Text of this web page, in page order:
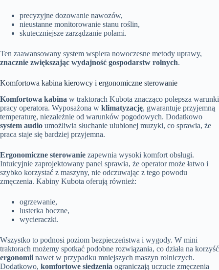
precyzyjne dozowanie nawozów,
nieustanne monitorowanie stanu roślin,
skuteczniejsze zarządzanie polami.
Ten zaawansowany system wspiera nowoczesne metody uprawy,
znacznie zwiększając wydajność gospodarstw rolnych.
Komfortowa kabina kierowcy i ergonomiczne sterowanie
Komfortowa kabina w traktorach Kubota znacząco polepsza warunki
pracy operatora. Wyposażona w klimatyzację, gwarantuje przyjemną
temperaturę, niezależnie od warunków pogodowych. Dodatkowo
system audio umożliwia słuchanie ulubionej muzyki, co sprawia, że
praca staje się bardziej przyjemna.
Ergonomiczne sterowanie zapewnia wysoki komfort obsługi.
Intuicyjnie zaprojektowany panel sprawia, że operator może łatwo i
szybko korzystać z maszyny, nie odczuwając z tego powodu
zmęczenia. Kabiny Kubota oferują również:
ogrzewanie,
lusterka boczne,
wycieraczki.
Wszystko to podnosi poziom bezpieczeństwa i wygody. W mini
traktorach możemy spotkać podobne rozwiązania, co działa na korzyść
ergonomii nawet w przypadku mniejszych maszyn rolniczych.
Dodatkowo, komfortowe siedzenia ograniczają uczucie zmęczenia